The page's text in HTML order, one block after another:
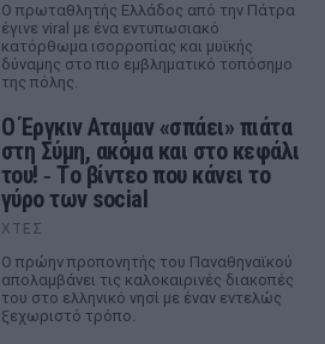
Ο πρωταθλητής Ελλάδος από την Πάτρα
έγινε viral με ένα εντυπωσιακό
κατόρθωμα ισορροπίας και μυϊκής
δύναμης στο πιο εμβληματικό τοπόσημο
της πόλης.
Ο Έργκιν Αταμαν «σπάει» πιάτα
στη Σύμη, ακόμα και στο κεφάλι
του! ‑ Tο βίντεο που κάνει το
γύρο των social
ΧΤΕΣ
Ο πρώην προπονητής του Παναθηναϊκού
απολαμβάνει τις καλοκαιρινές διακοπές
του στο ελληνικό νησί με έναν εντελώς
ξεχωριστό τρόπο.